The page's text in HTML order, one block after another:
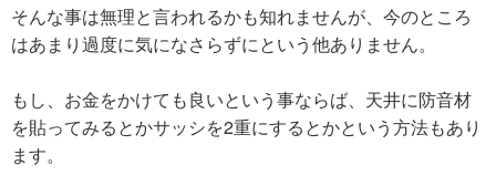
そんな事は無理と言われるかも知れませんが、今のところ
はあまり過度に気になさらずにという他ありません。
もし、お金をかけても良いという事ならば、天井に防音材
を貼ってみるとかサッシを2重にするとかという方法もあり
ます。